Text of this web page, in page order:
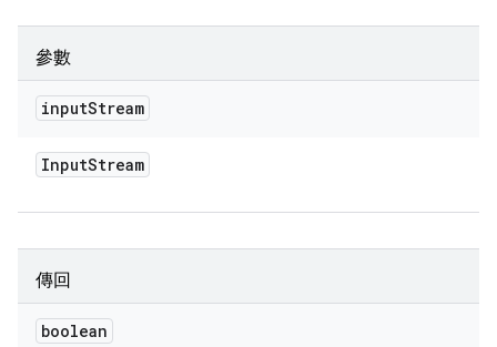
參數
inputStream
InputStream
傳回
boolean